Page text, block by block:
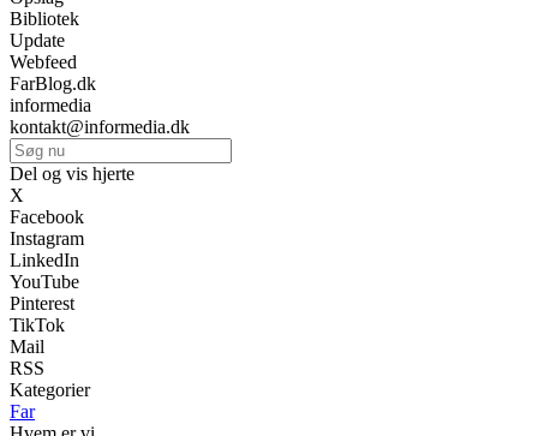
Bibliotek
Update
Webfeed
FarBlog.dk
informedia
kontakt@informedia.dk
Del og vis hjerte
X
Facebook
Instagram
LinkedIn
YouTube
Pinterest
TikTok
Mail
RSS
Kategorier
Far